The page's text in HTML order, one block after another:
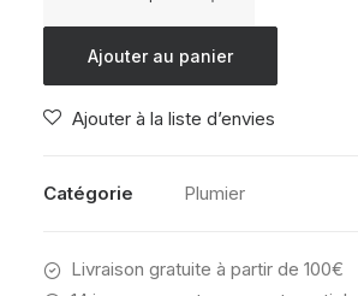
SINGLE
Ajouter au panier
Ajouter à la liste d’envies
Catégorie Plumier
Livraison gratuite à partir de 100€